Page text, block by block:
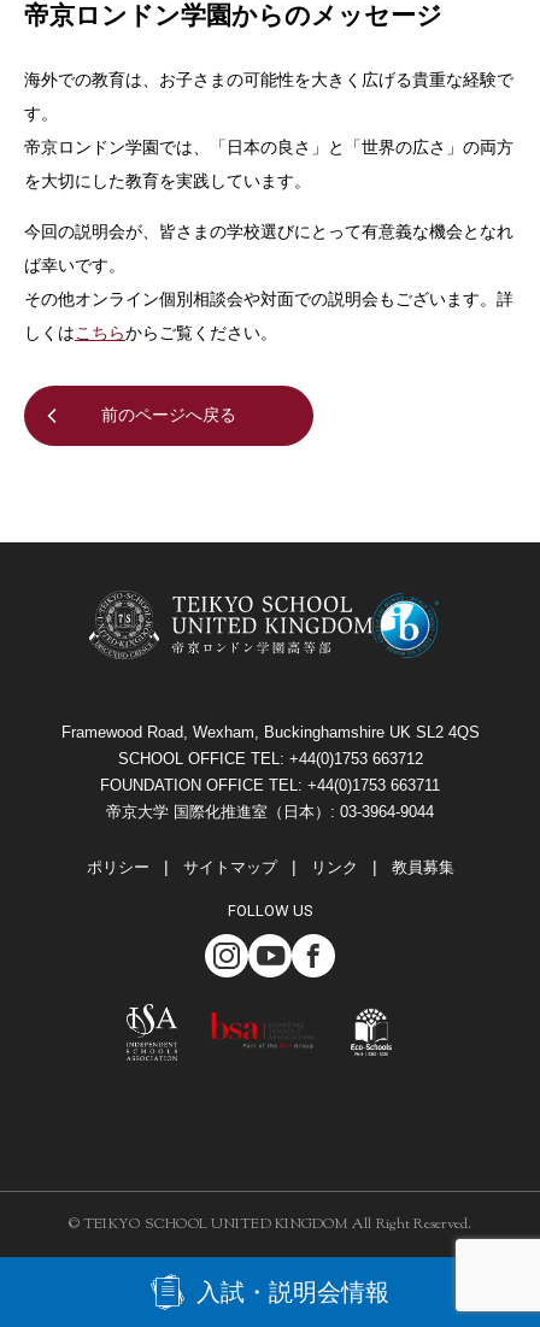
帝京ロンドン学園からのメッセージ
海外での教育は、お子さまの可能性を大きく広げる貴重な経験で
す。
帝京ロンドン学園では、「日本の良さ」と「世界の広さ」の両方
を大切にした教育を実践しています。
今回の説明会が、皆さまの学校選びにとって有意義な機会となれ
ば幸いです。
その他オンライン個別相談会や対面での説明会もございます。詳
しくはこちらからご覧ください。
前のページへ戻る
Framewood Road, Wexham, Buckinghamshire UK SL2 4QS
SCHOOL OFFICE TEL: +44(0)1753 663712
FOUNDATION OFFICE TEL: +44(0)1753 663711
帝京大学 国際化推進室（日本）: 03-3964-9044
ポリシー サイトマップ リンク 教員募集
FOLLOW US
入試・説明会情報
© TEIKYO SCHOOL UNITED KINGDOM All Right Reserved.